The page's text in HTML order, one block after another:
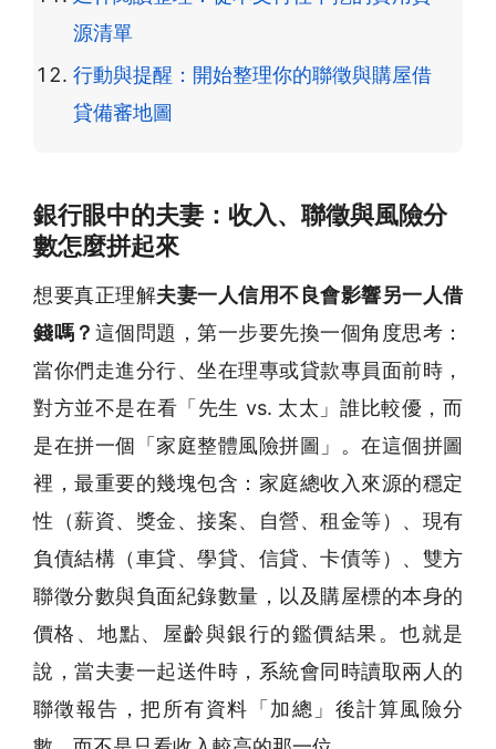
源清單
行動與提醒：開始整理你的聯徵與購屋借
貸備審地圖
銀行眼中的夫妻：收入、聯徵與風險分
數怎麼拼起來
想要真正理解夫妻一人信用不良會影響另一人借
錢嗎？ 這個問題，第一步要先換一個角度思考：
當你們走進分行、坐在理專或貸款專員面前時，
對方並不是在看「先生 vs. 太太」誰比較優，而
是在拼一個「家庭整體風險拼圖」。在這個拼圖
裡，最重要的幾塊包含：家庭總收入來源的穩定
性（薪資、獎金、接案、自營、租金等）、現有
負債結構（車貸、學貸、信貸、卡債等）、雙方
聯徵分數與負面紀錄數量，以及購屋標的本身的
價格、地點、屋齡與銀行的鑑價結果。也就是
說，當夫妻一起送件時，系統會同時讀取兩人的
聯徵報告，把所有資料「加總」後計算風險分